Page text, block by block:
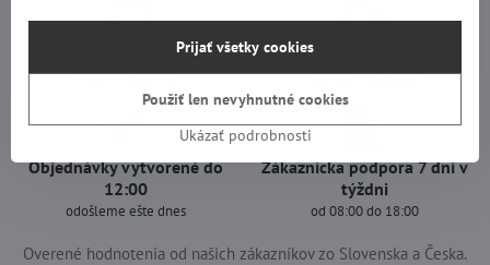
Osobný odber v Trenčíne Doprava len za 2,90 €
Objednávky vytvorené do
12:00
odošleme ešte dnes
Zákaznícka podpora 7 dní v
týždni
od 08:00 do 18:00
Overené hodnotenia od našich zákazníkov zo Slovenska a Česka.
Ukázať podrobnosti
Prijať všetky cookies
Použiť len nevyhnutné cookies